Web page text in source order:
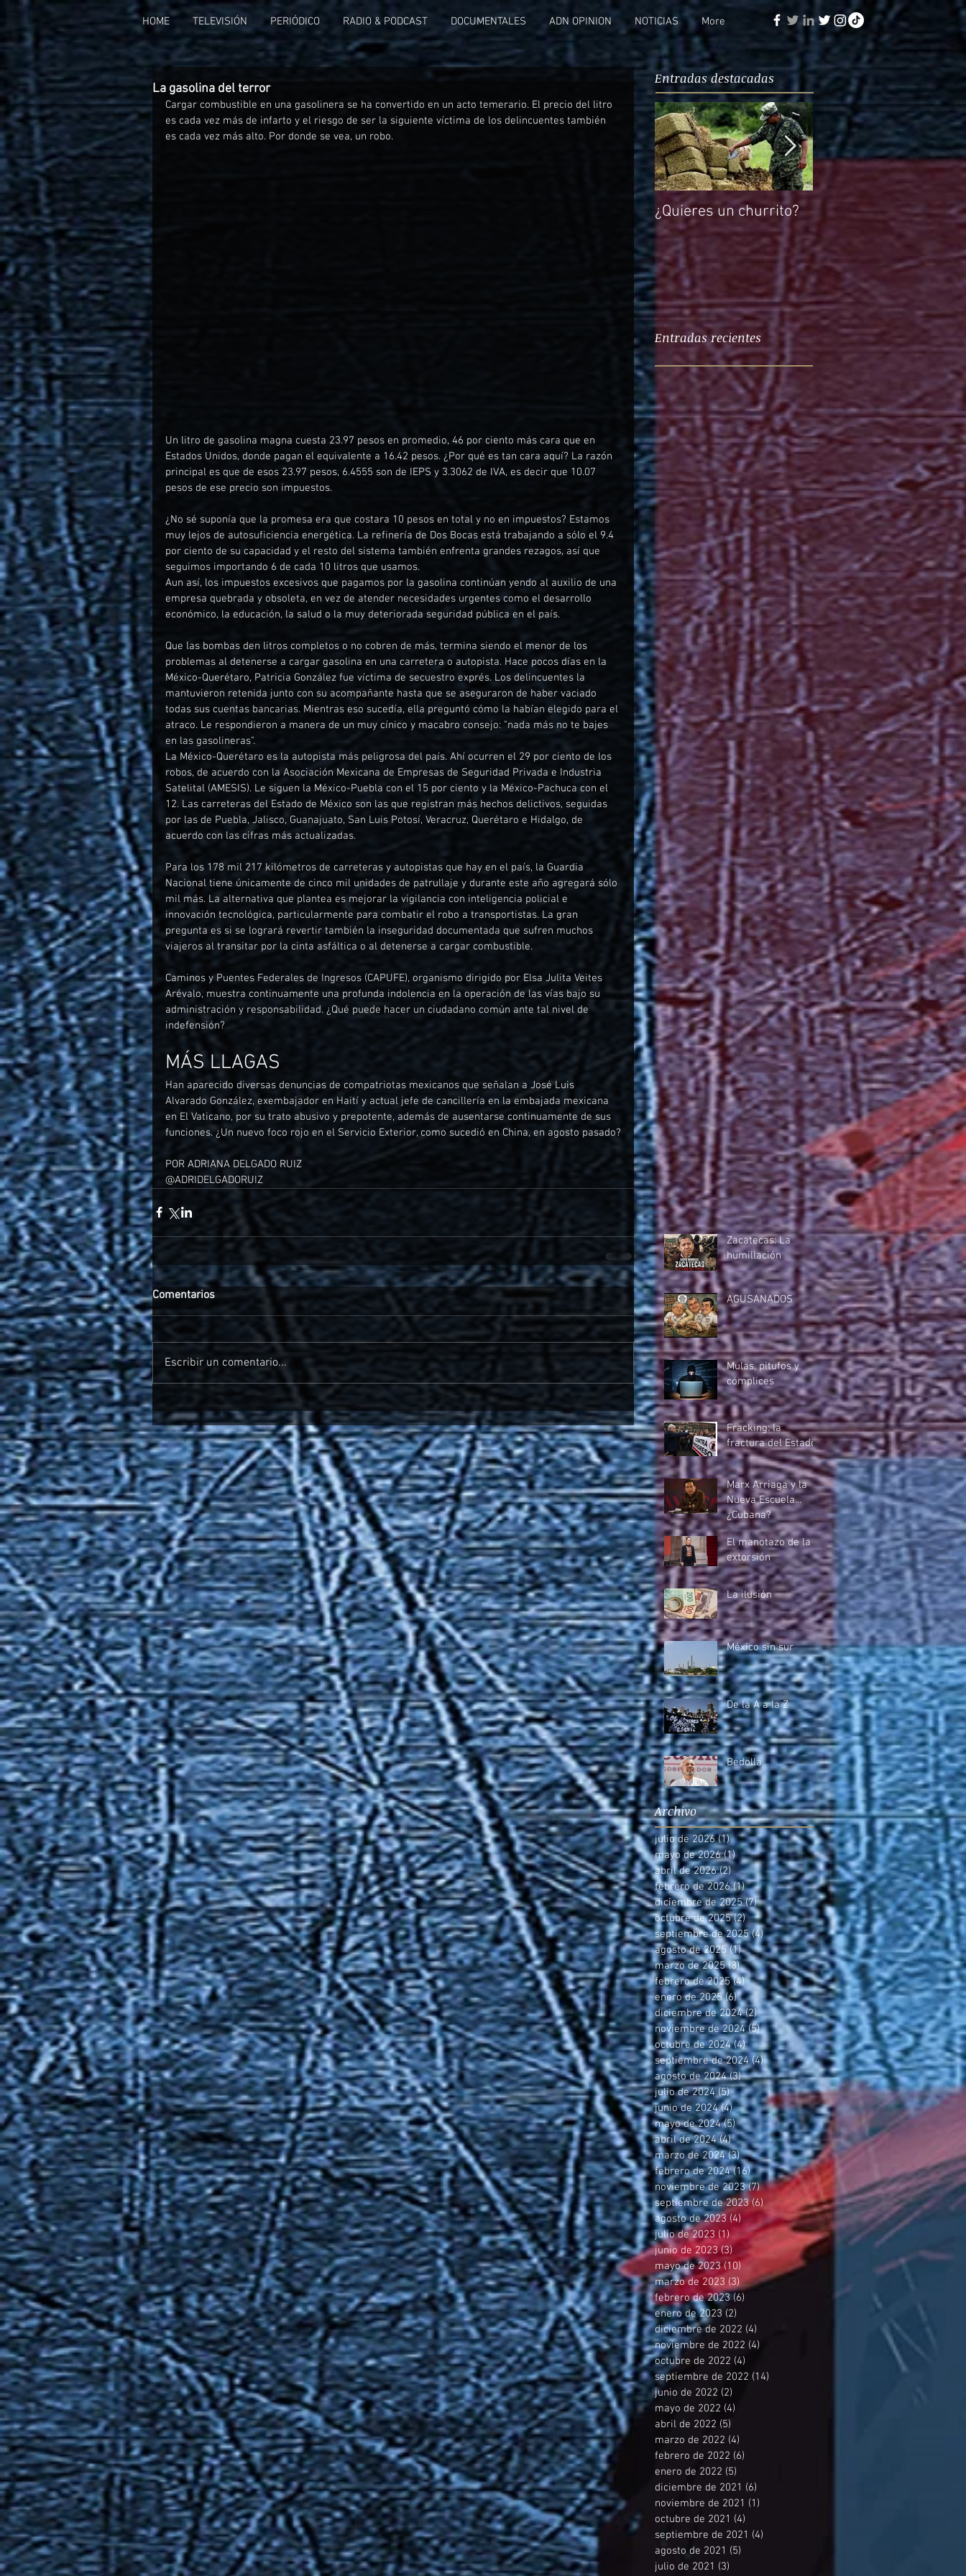
HOME TELEVISIÓN PERIÓDICO RADIO & PODCAST DOCUMENTALES ADN OPINION NOTICIAS More
La gasolina del terror
Cargar combustible en una gasolinera se ha convertido en un acto temerario. El precio del litro
es cada vez más de infarto y el riesgo de ser la siguiente víctima de los delincuentes también
es cada vez más alto. Por donde se vea, un robo.
Un litro de gasolina magna cuesta 23.97 pesos en promedio, 46 por ciento más cara que en
Estados Unidos, donde pagan el equivalente a 16.42 pesos. ¿Por qué es tan cara aquí? La razón
principal es que de esos 23.97 pesos, 6.4555 son de IEPS y 3.3062 de IVA, es decir que 10.07
pesos de ese precio son impuestos.
¿No sé suponía que la promesa era que costara 10 pesos en total y no en impuestos? Estamos
muy lejos de autosuficiencia energética. La refinería de Dos Bocas está trabajando a sólo el 9.4
por ciento de su capacidad y el resto del sistema también enfrenta grandes rezagos, así que
seguimos importando 6 de cada 10 litros que usamos.
Aun así, los impuestos excesivos que pagamos por la gasolina continúan yendo al auxilio de una
empresa quebrada y obsoleta, en vez de atender necesidades urgentes como el desarrollo
económico, la educación, la salud o la muy deteriorada seguridad pública en el país.
Que las bombas den litros completos o no cobren de más, termina siendo el menor de los
problemas al detenerse a cargar gasolina en una carretera o autopista. Hace pocos días en la
México-Querétaro, Patricia González fue víctima de secuestro exprés. Los delincuentes la
mantuvieron retenida junto con su acompañante hasta que se aseguraron de haber vaciado
todas sus cuentas bancarias. Mientras eso sucedía, ella preguntó cómo la habían elegido para el
atraco. Le respondieron a manera de un muy cínico y macabro consejo: "nada más no te bajes
en las gasolineras".
La México-Querétaro es la autopista más peligrosa del país. Ahí ocurren el 29 por ciento de los
robos, de acuerdo con la Asociación Mexicana de Empresas de Seguridad Privada e Industria
Satelital (AMESIS). Le siguen la México-Puebla con el 15 por ciento y la México-Pachuca con el
12. Las carreteras del Estado de México son las que registran más hechos delictivos, seguidas
por las de Puebla, Jalisco, Guanajuato, San Luis Potosí, Veracruz, Querétaro e Hidalgo, de
acuerdo con las cifras más actualizadas.
Para los 178 mil 217 kilómetros de carreteras y autopistas que hay en el país, la Guardia
Nacional tiene únicamente de cinco mil unidades de patrullaje y durante este año agregará sólo
mil más. La alternativa que plantea es mejorar la vigilancia con inteligencia policial e
innovación tecnológica, particularmente para combatir el robo a transportistas. La gran
pregunta es si se logrará revertir también la inseguridad documentada que sufren muchos
viajeros al transitar por la cinta asfáltica o al detenerse a cargar combustible.
Caminos y Puentes Federales de Ingresos (CAPUFE), organismo dirigido por Elsa Julita Veites
Arévalo, muestra continuamente una profunda indolencia en la operación de las vías bajo su
administración y responsabilidad. ¿Qué puede hacer un ciudadano común ante tal nivel de
indefensión?
MÁS LLAGAS
Han aparecido diversas denuncias de compatriotas mexicanos que señalan a José Luis
Alvarado González, exembajador en Haití y actual jefe de cancillería en la embajada mexicana
en El Vaticano, por su trato abusivo y prepotente, además de ausentarse continuamente de sus
funciones. ¿Un nuevo foco rojo en el Servicio Exterior, como sucedió en China, en agosto pasado?
POR ADRIANA DELGADO RUIZ
@ADRIDELGADORUIZ
Comentarios
Escribir un comentario...
Entradas destacadas
¿Quieres un churrito? El reto de Rocío
Entradas recientes
Zacatecas: La
humillación
AGUSANADOS
Mulas, pitufos y
cómplices
Fracking: la
fractura del Estado
Marx Arriaga y la
Nueva Escuela...
¿Cubana?
El manotazo de la
extorsión
La ilusión
México sin sur
De la A a la Z
Bedolla
Archivo
julio de 2026 (1)1 entrada
mayo de 2026 (1)1 entrada
abril de 2026 (2)2 entradas
febrero de 2026 (1)1 entrada
diciembre de 2025 (7)7 entradas
octubre de 2025 (2)2 entradas
septiembre de 2025 (4)4 entradas
agosto de 2025 (1)1 entrada
marzo de 2025 (3)3 entradas
febrero de 2025 (4)4 entradas
enero de 2025 (6)6 entradas
diciembre de 2024 (2)2 entradas
noviembre de 2024 (5)5 entradas
octubre de 2024 (4)4 entradas
septiembre de 2024 (4)4 entradas
agosto de 2024 (3)3 entradas
julio de 2024 (5)5 entradas
junio de 2024 (4)4 entradas
mayo de 2024 (5)5 entradas
abril de 2024 (4)4 entradas
marzo de 2024 (3)3 entradas
febrero de 2024 (16)16 entradas
noviembre de 2023 (7)7 entradas
septiembre de 2023 (6)6 entradas
agosto de 2023 (4) 4 entradas
julio de 2023 (1)1 entrada
junio de 2023 (3) 3 entradas
mayo de 2023 (10)10 entradas
marzo de 2023 (3)3 entradas
febrero de 2023 (6)
enero de 2023 (2)
diciembre de 2022 (4)
noviembre de 2022 (4)
octubre de 2022 (4)
septiembre de 2022 (14)
junio de 2022 (2)
mayo de 2022 (4)
abril de 2022 (5)
marzo de 2022 (4)
febrero de 2022 (6)
enero de 2022 (5)
diciembre de 2021 (6)
noviembre de 2021 (1)
octubre de 2021 (4)
septiembre de 2021 (4)
agosto de 2021 (5)
julio de 2021 (3)